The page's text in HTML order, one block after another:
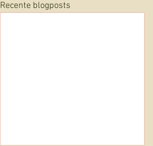
Recente blogposts